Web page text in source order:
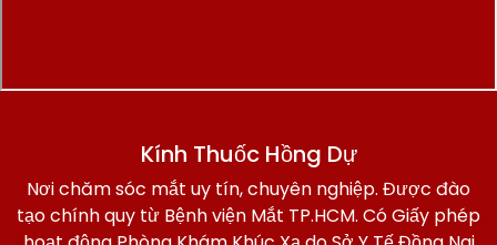
Kính Thuốc Hồng Dự
Nơi chăm sóc mắt uy tín, chuyên nghiệp. Được đào
tạo chính quy từ Bệnh viện Mắt TP.HCM. Có Giấy phép